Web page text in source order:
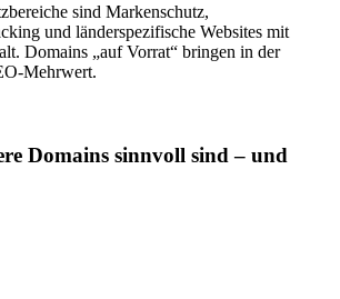
sind Markenschutz,
und länderspezifische Websites mit
Domains „auf Vorrat“ bringen in der
Mehrwert.
Domains sinnvoll sind – und